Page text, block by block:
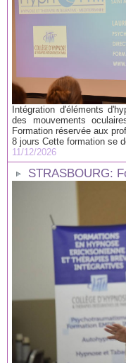
Intégration d'éléments
des mouvements
Formation réservée aux
8 jours Cette formation se
11/12/2026
STRASBOURG: